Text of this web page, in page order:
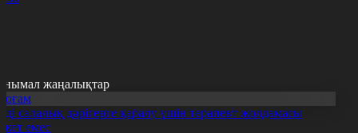
жаңалықтар
салалық дәрігерге қаралу үшін терапевт жолдамасы
емес